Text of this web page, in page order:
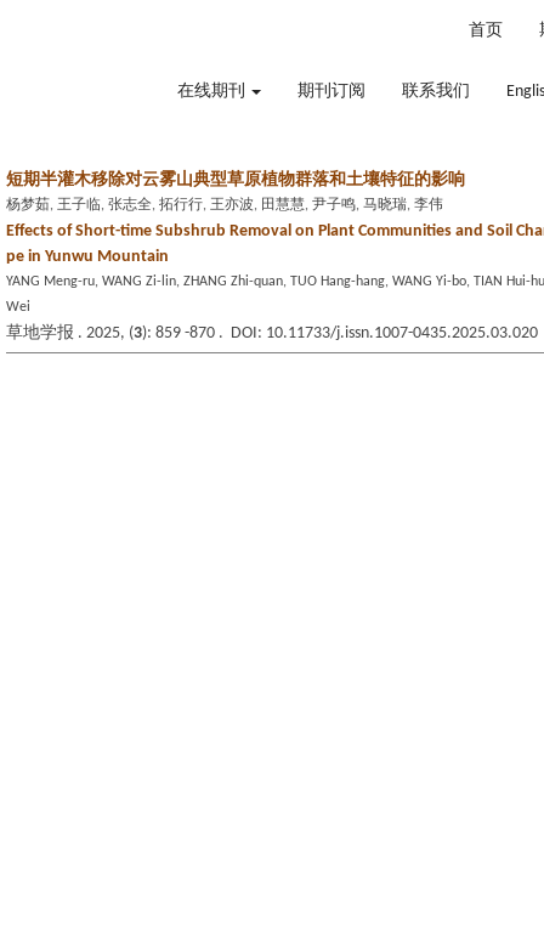
首页
在线期刊 期刊订阅 联系我们
短期半灌木移除对云雾山典型草原植物群落和土壤特征的影响
杨梦茹, 王子临, 张志全, 拓行行, 王亦波, 田慧慧, 尹子鸣, 马晓瑞, 李伟
Effects of Short-time Subshrub Removal on Plant Communities and Soil
pe in Yunwu Mountain
YANG Meng-ru, WANG Zi-lin, ZHANG Zhi-quan, TUO Hang-hang, WANG Yi-bo, TIAN Hui-
Wei
草地学报 . 2025, (3): 859 -870 . DOI: 10.11733/j.issn.1007-0435.2025.03.020